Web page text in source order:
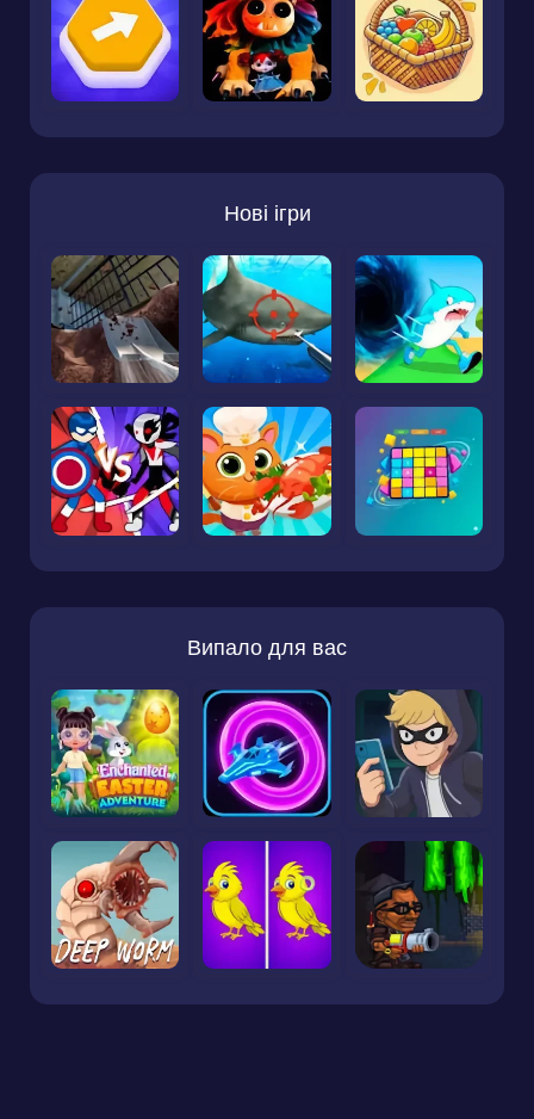
Нові ігри
Випало для вас